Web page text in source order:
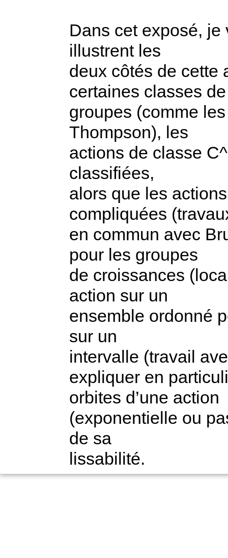
Dans cet exposé,
illustrent les
deux côtés de cette
certaines classes de
groupes (comme
Thompson), les
actions de classe
classifiées,
alors que les
compliquées
en commun avec
pour les groupes
de croissances
action sur un
ensemble ordonné
sur un
intervalle (travail
expliquer en
orbites d’une action
(exponentielle ou
de sa
lissabilité.